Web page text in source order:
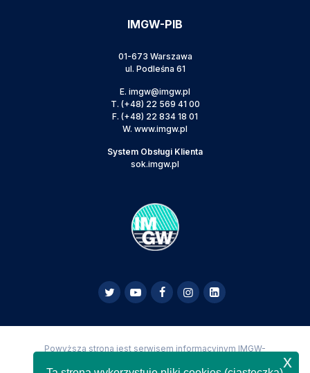
IMGW-PIB
01-673 Warszawa
ul. Podleśna 61
E. imgw@imgw.pl
T. (+48) 22 569 41 00
F. (+48) 22 834 18 01
W. www.imgw.pl
System Obsługi Klienta
sok.imgw.pl
Powyższa strona jest serwisem informacyjnym IMGW-
Copyright IMGW-PIB Wszelkie prawa zastrzeżone
x